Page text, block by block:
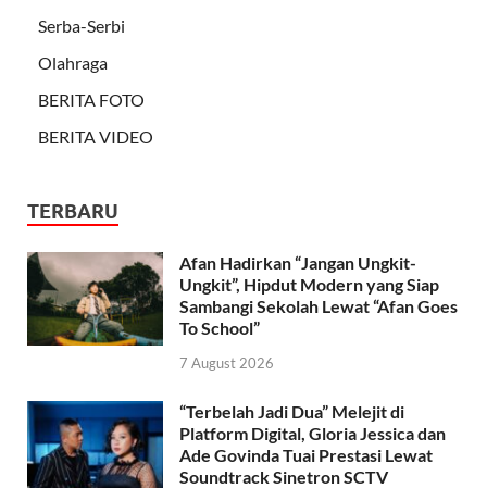
Serba-Serbi
Olahraga
BERITA FOTO
BERITA VIDEO
TERBARU
Afan Hadirkan “Jangan Ungkit-
Ungkit”, Hipdut Modern yang Siap
Sambangi Sekolah Lewat “Afan Goes
To School”
7 August 2026
“Terbelah Jadi Dua” Melejit di
Platform Digital, Gloria Jessica dan
Ade Govinda Tuai Prestasi Lewat
Soundtrack Sinetron SCTV